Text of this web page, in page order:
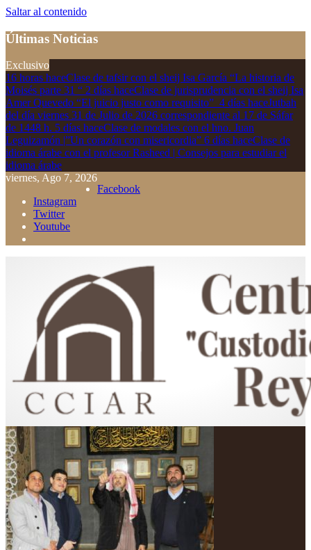
Saltar al contenido
Últimas Noticias
Exclusivo
16 horas haceClase de tafsir con el sheij Isa García “La historia de
Moisés parte 31 “ 2 días haceClase de jurisprudencia con el sheij Isa
Amer Quevedo “El juicio justo como requisito” 4 días haceJutbah
del día viernes 31 de Julio de 2026 correspondiente al 17 de Sáfar
de 1448 h. 5 días haceClase de modales con el hno. Juan
Leguizamón |”Un corazón con misericordia” 6 días haceClase de
idioma árabe con el profesor Rasheed | Consejos para estudiar el
idioma árabe
viernes, Ago 7, 2026
Facebook
Instagram
Twitter
Youtube
Centro Cultural Islámico "Custodio de las Dos Sagradas Mezquitas"
Rey Fahd en Argentina